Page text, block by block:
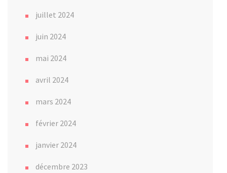
juillet 2024
juin 2024
mai 2024
avril 2024
mars 2024
février 2024
janvier 2024
décembre 2023